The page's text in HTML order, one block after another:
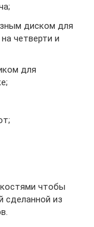
диском для
четверти и
для
чтобы
сделанной из